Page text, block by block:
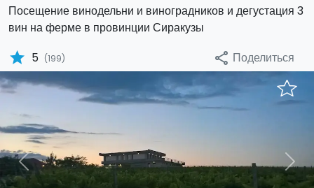
Посещение винодельни и виноградников и дегустация 3
вин на ферме в провинции Сиракузы
star 5 (199) share Поделиться
Previous Next